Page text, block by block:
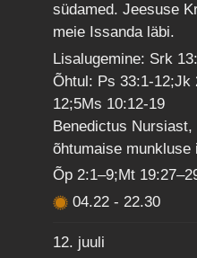
südamed. Jeesuse
meie Issanda läbi.
Lisalugemine: Srk
Õhtul: Ps 33:1-12;Jk
12;5Ms 10:12-19
Benedictus
õhtumaise munkluse
Õp 2:1–9;Mt
04.22-22.30
12. juuli